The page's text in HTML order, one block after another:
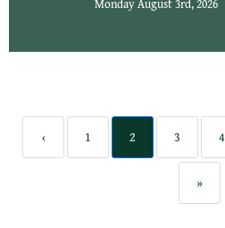
‹ 1 2 3 4
»